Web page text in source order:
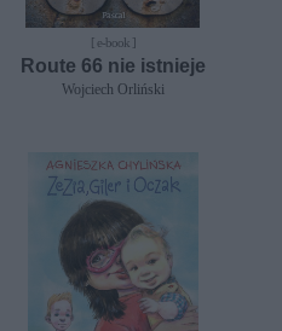
[ e-book ]
Route 66 nie istnieje
Wojciech Orliński